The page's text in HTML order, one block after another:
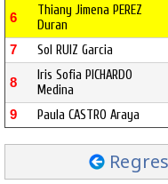
6
Thiany Jimena PEREZ
Duran
7 Sol RUIZ Garcia
8
Iris Sofia PICHARDO
Medina
9 Paula CASTRO Araya